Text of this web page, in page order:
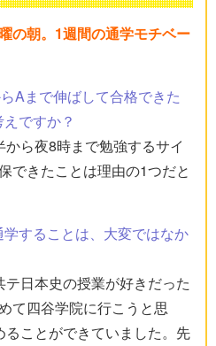
の朝。1週間の通学モチベー
Aまで伸ばして合格できた
ですか？
ら夜8時まで勉強するサイ
できたことは理由の1つだと
することは、大変ではなか
日本史の授業が好きだった
て四谷学院に行こうと思
ることができていました。先